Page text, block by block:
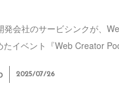
会社のサービシンクが、
たイベント『Web Creator
2025/07/26